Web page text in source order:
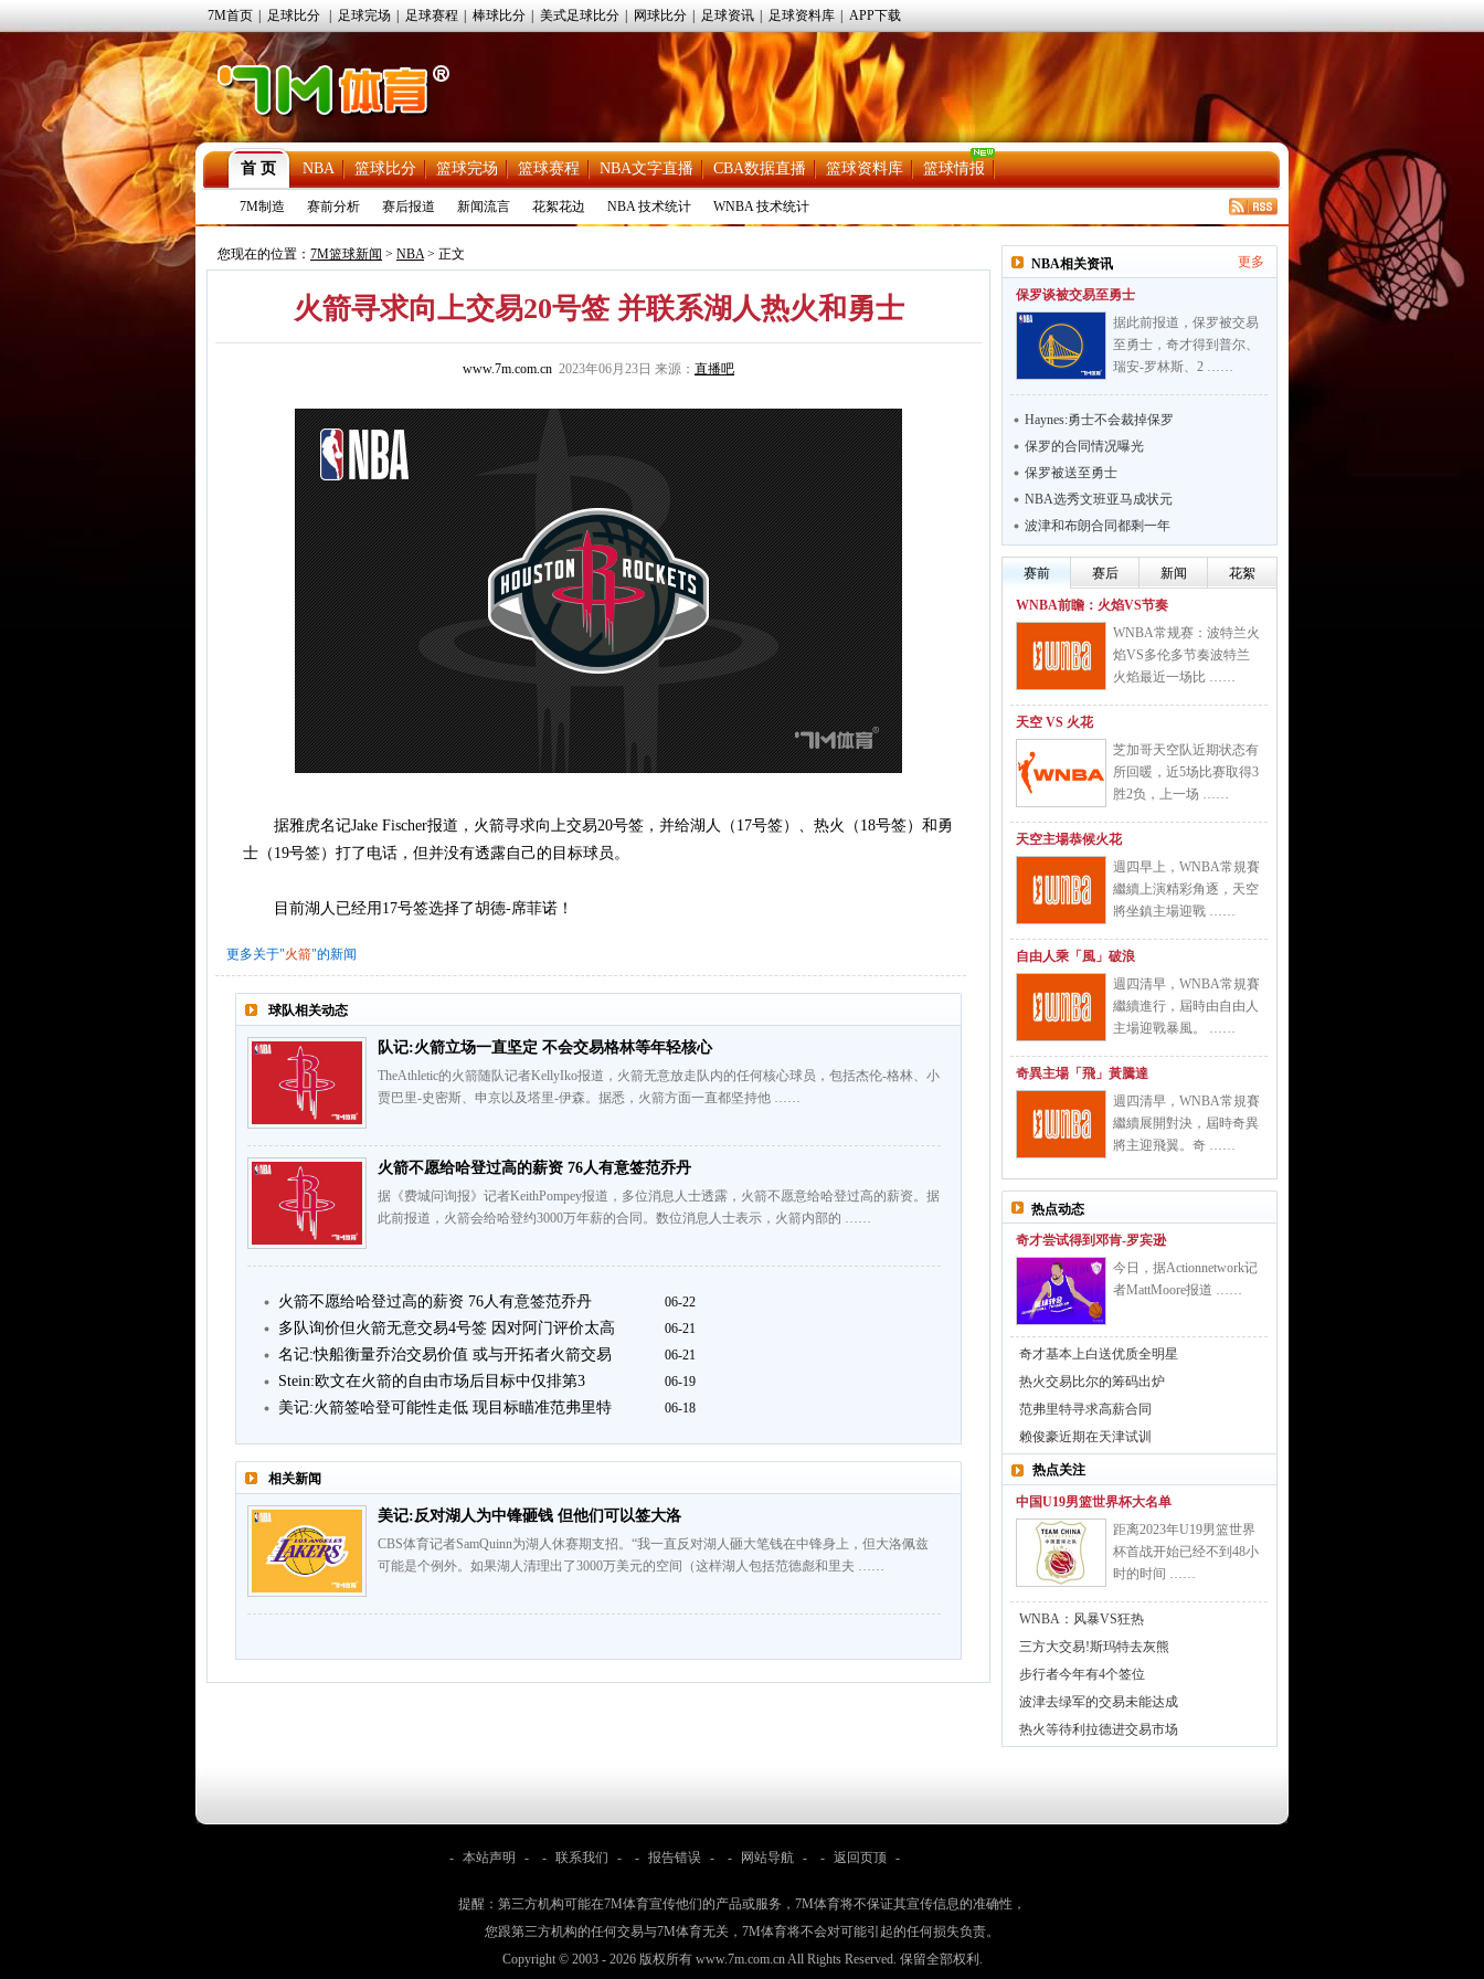
7M首页 足球比分 足球完场 足球赛程 棒球比分 美式足球比分 网球比分 足球资讯 足球资料库 APP下载
首 页 NBA 篮球比分 篮球完场 篮球赛程 NBA文字直播 CBA数据直播 篮球资料库 篮球情报
7M制造 赛前分析 赛后报道 新闻流言 花絮花边 NBA 技术统计 WNBA 技术统计
您现在的位置： 7M篮球新闻 > NBA> 正文
火箭寻求向上交易20号签 并联系湖人热火和勇士
www.7m.com.cn 2023年06月23日 来源： 直播吧
据雅虎名记Jake Fischer报道，火箭寻求向上交易20号签，并给湖人（17号签）、热火（18号签）和勇
士（19号签）打了电话，但并没有透露自己的目标球员。
目前湖人已经用17号签选择了胡德-席菲诺！
更多关于"火箭"的新闻
球队相关动态
队记:火箭立场一直坚定 不会交易格林等年轻核心
TheAthletic的火箭随队记者KellyIko报道，火箭无意放走队内的任何核心球员，包括杰伦-格林、小
贾巴里-史密斯、申京以及塔里-伊森。据悉，火箭方面一直都坚持他 ……
火箭不愿给哈登过高的薪资 76人有意签范乔丹
据《费城问询报》记者KeithPompey报道，多位消息人士透露，火箭不愿意给哈登过高的薪资。据
此前报道，火箭会给哈登约3000万年薪的合同。数位消息人士表示，火箭内部的 ……
火箭不愿给哈登过高的薪资 76人有意签范乔丹 06-22
多队询价但火箭无意交易4号签 因对阿门评价太高 06-21
名记:快船衡量乔治交易价值 或与开拓者火箭交易 06-21
Stein:欧文在火箭的自由市场后目标中仅排第3 06-19
美记:火箭签哈登可能性走低 现目标瞄准范弗里特 06-18
相关新闻
美记:反对湖人为中锋砸钱 但他们可以签大洛
CBS体育记者SamQuinn为湖人休赛期支招。“我一直反对湖人砸大笔钱在中锋身上，但大洛佩兹
可能是个例外。如果湖人清理出了3000万美元的空间（这样湖人包括范德彪和里夫 ……
NBA相关资讯 更多
保罗谈被交易至勇士
据此前报道，保罗被交易
至勇士，奇才得到普尔、
瑞安-罗林斯、2 ……
Haynes:勇士不会裁掉保罗
保罗的合同情况曝光
保罗被送至勇士
NBA选秀文班亚马成状元
波津和布朗合同都剩一年
赛前 赛后 新闻 花絮
WNBA前瞻：火焰VS节奏
WNBA常规赛：波特兰火
焰VS多伦多节奏波特兰
火焰最近一场比 ……
天空 VS 火花
芝加哥天空队近期状态有
所回暖，近5场比赛取得3
胜2负，上一场 ……
天空主場恭候火花
週四早上，WNBA常規賽
繼續上演精彩角逐，天空
將坐鎮主場迎戰 ……
自由人乘「風」破浪
週四清早，WNBA常規賽
繼續進行，屆時由自由人
主場迎戰暴風。 ……
奇異主場「飛」黃騰達
週四清早，WNBA常規賽
繼續展開對決，屆時奇異
將主迎飛翼。奇 ……
热点动态
奇才尝试得到邓肯-罗宾逊
今日，据Actionnetwork记
者MattMoore报道 ……
奇才基本上白送优质全明星
热火交易比尔的筹码出炉
范弗里特寻求高薪合同
赖俊豪近期在天津试训
热点关注
中国U19男篮世界杯大名单
距离2023年U19男篮世界
杯首战开始已经不到48小
时的时间 ……
WNBA：风暴VS狂热
三方大交易!斯玛特去灰熊
步行者今年有4个签位
波津去绿军的交易未能达成
热火等待利拉德进交易市场
- 本站声明 - - 联系我们 - - 报告错误 - - 网站导航 - - 返回页顶 -
提醒：第三方机构可能在7M体育宣传他们的产品或服务，7M体育将不保证其宣传信息的准确性，
您跟第三方机构的任何交易与7M体育无关，7M体育将不会对可能引起的任何损失负责。
Copyright © 2003 - 2026 版权所有 www.7m.com.cn All Rights Reserved. 保留全部权利.